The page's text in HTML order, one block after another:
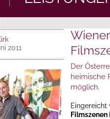
2011
Der
heimische
möglich.
Eingereicht